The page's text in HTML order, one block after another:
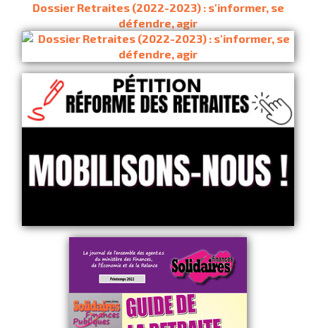
Dossier Retraites (2022-2023) : s'informer, se
défendre, agir